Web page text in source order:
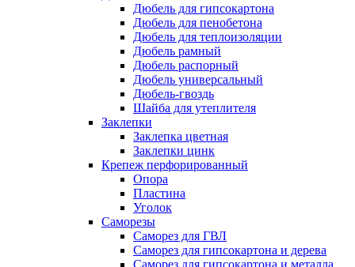
Дюбель для гипсокартона
Дюбель для пенобетона
Дюбель для теплоизоляции
Дюбель рамный
Дюбель распорный
Дюбель универсальный
Дюбель-гвоздь
Шайба для утеплителя
Заклепки
Заклепка цветная
Заклепки цинк
Крепеж перфорированный
Опора
Пластина
Уголок
Саморезы
Саморез для ГВЛ
Саморез для гипсокартона и дерева
Саморез для гипсокартона и металла